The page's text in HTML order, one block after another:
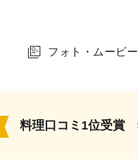
フォト・ムービー